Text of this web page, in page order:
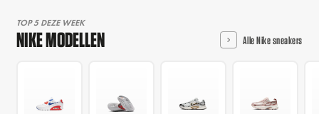
TOP 5 DEZE WEEK
NIKE MODELLEN Alle Nike sneakers